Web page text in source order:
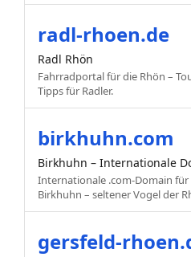
radl-rhoen.de
Radl Rhön
Fahrradportal für die Rhön –
Tipps für Radler.
birkhuhn.com
Birkhuhn – Internationale
Internationale .com-Domain
Birkhuhn – seltener Vogel der
gersfeld-